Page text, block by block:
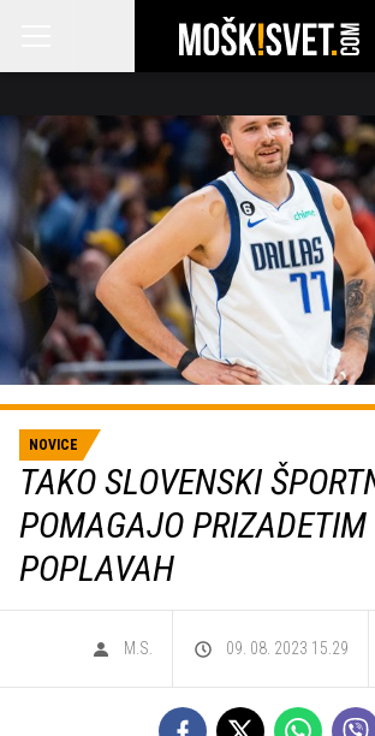
NOVICE
TAKO SLOVENSKI
POMAGAJO PRIZADETIM
POPLAVAH
M.S. 09. 08. 2023 15.29